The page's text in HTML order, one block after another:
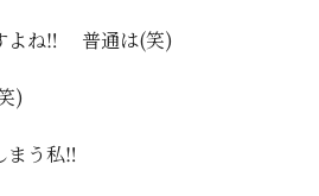
よね‼️ 普通は(笑)
)
まう私‼️